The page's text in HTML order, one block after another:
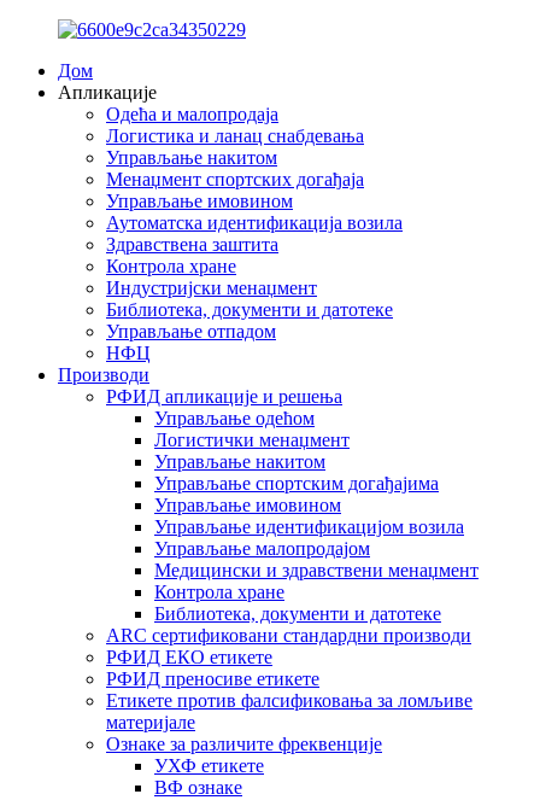
Дом
Апликације
Одећа и малопродаја
Логистика и ланац снабдевања
Управљање накитом
Менаџмент спортских догађаја
Управљање имовином
Аутоматска идентификација возила
Здравствена заштита
Контрола хране
Индустријски менаџмент
Библиотека, документи и датотеке
Управљање отпадом
НФЦ
Производи
РФИД апликације и решења
Управљање одећом
Логистички менаџмент
Управљање накитом
Управљање спортским догађајима
Управљање имовином
Управљање идентификацијом возила
Управљање малопродајом
Медицински и здравствени менаџмент
Контрола хране
Библиотека, документи и датотеке
ARC сертификовани стандардни производи
РФИД ЕКО етикете
РФИД преносиве етикете
Етикете против фалсификовања за ломљиве
материјале
Ознаке за различите фреквенције
УХФ етикете
ВФ ознаке